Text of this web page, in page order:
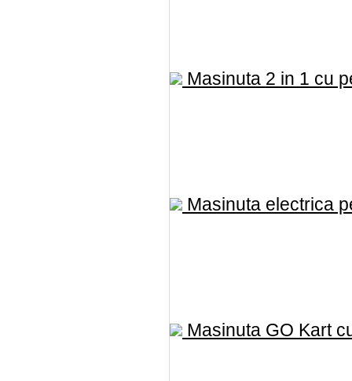
Masinuta 2 in 1 cu
Masinuta electrica
Masinuta GO Kart